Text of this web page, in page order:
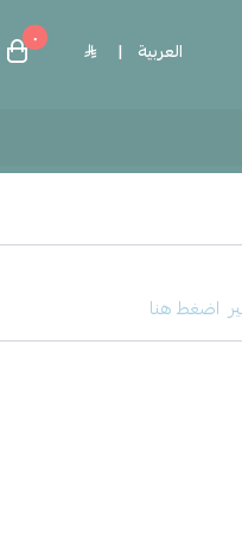
العربية | ٠
اضغط هنا